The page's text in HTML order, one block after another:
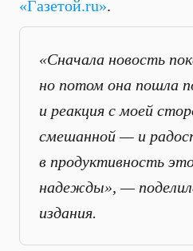
«Газетой.ru».
«Сначала новость
но потом она пошла
и реакция с моей
смешанной — и
в продуктивность
надежды», —
издания.